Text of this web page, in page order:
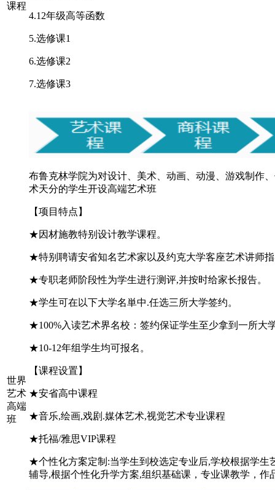
课程
4.12年级高等函数
5.选修课1
6.选修课2
7.选修课3
世界
艺术
高端
班
布鲁克林学院为对设计、美术、动画、动漫、游戏制作
术天分的学生开设高端艺术班
【项目特点 】
★因材施教特别设计教学课程。
★特别聘请安省知名艺术家以及约克大学客座艺术讲师
★专职老师阶段性为学生进行测评,并按时给家长报告。
★学生可在以下大学名単中.任选三所大学签约。
★100%入读艺术界名校：签约保证学生至少拿到一所大
★10-12年组学生均可报名。
【课程设置 】
★安省高中课程
★音乐,绘画,戏剧.媒体艺术,视觉艺术专业课程
★托福/雅思VIP课程
★个性化方案定制:当学生到校选定专业后,学校根据学
辅导,根据个性化升学方案,组织基础课，专业课教学，作